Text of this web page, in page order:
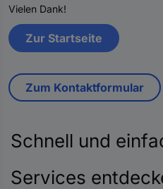
Vielen Dank!
Zur Startseite
Zum Kontaktformular
Schnell und
Services